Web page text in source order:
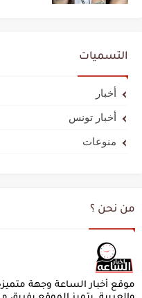
التسميات
أخبار
أخبار تونس
منوعات
من نحن ؟
موقع أخبار الساعة وجهة